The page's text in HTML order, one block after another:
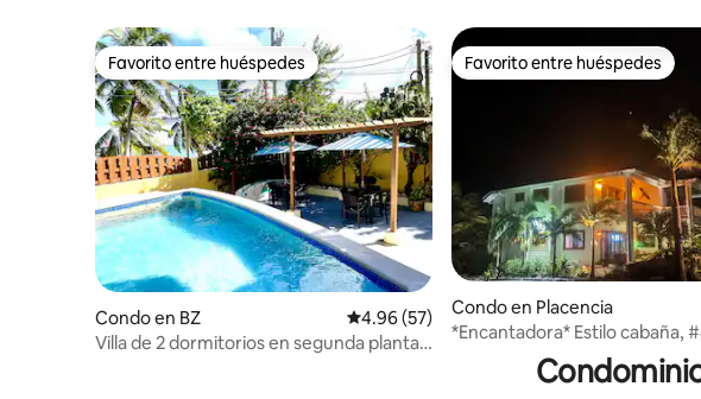
Reef
Favorito entre huéspedes
Favorito entre huéspedes
Condo en BZ Calificación promedio: 4.96 de 5, 57 reseñas
4.96 (57)
Villa de 2 dormitorios en segunda planta
Favorito entre huéspedes
Favorito entre huéspedes
Condo en Placencia
*Encantadora* Estilo cabaña,
TARIFAS a largo plazo